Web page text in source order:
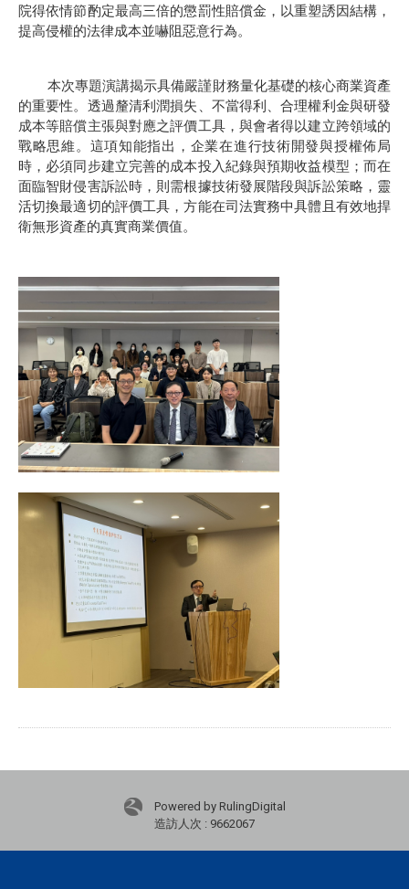
院得依情節酌定最高三倍的懲罰性賠償金，以重塑誘因結構，
提高侵權的法律成本並嚇阻惡意行為。
本次專題演講揭示具備嚴謹財務量化基礎的核心商業資產
的重要性。透過釐清利潤損失、不當得利、合理權利金與研發
成本等賠償主張與對應之評價工具，與會者得以建立跨領域的
戰略思維。這項知能指出，企業在進行技術開發與授權佈局
時，必須同步建立完善的成本投入紀錄與預期收益模型；而在
面臨智財侵害訴訟時，則需根據技術發展階段與訴訟策略，靈
活切換最適切的評價工具，方能在司法實務中具體且有效地捍
衛無形資產的真實商業價值。
​​​​​​​
Powered by RulingDigital
造訪人次 : 9662067